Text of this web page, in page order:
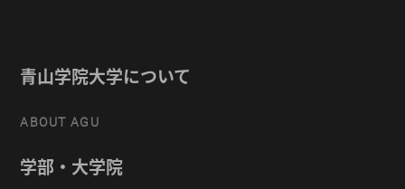
青山学院大学について
ABOUT AGU
学部・大学院